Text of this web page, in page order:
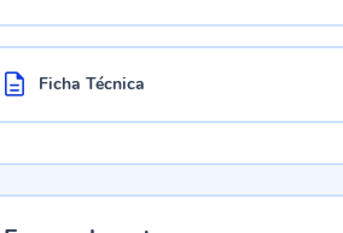
Ficha Técnica